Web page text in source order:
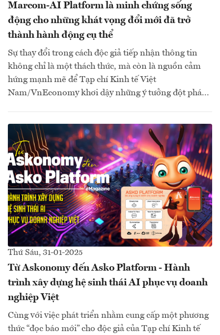
Marcom-AI Platform là minh chứng sống
động cho những khát vọng đổi mới đã trở
thành hành động cụ thể
Sự thay đổi trong cách độc giả tiếp nhận thông tin
không chỉ là một thách thức, mà còn là nguồn cảm
hứng mạnh mẽ để Tạp chí Kinh tế Việt
Nam/VnEconomy khơi dậy những ý tưởng đột phá...
Thứ Sáu, 31-01-2025
Từ Askonomy đến Asko Platform - Hành
trình xây dựng hệ sinh thái AI phục vụ doanh
nghiệp Việt
Cùng với việc phát triển nhằm cung cấp một phương
thức “đọc báo mới” cho độc giả của Tạp chí Kinh tế